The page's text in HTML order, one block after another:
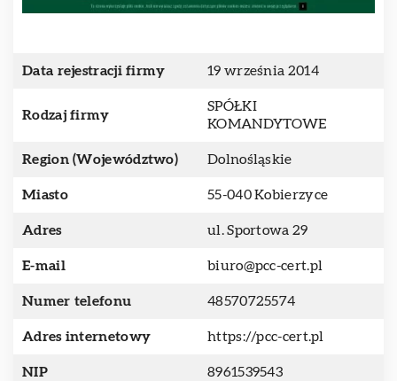
Data rejestracji firmy 19 września 2014
Rodzaj firmy
SPÓŁKI
KOMANDYTOWE
Region (Województwo) Dolnośląskie
Miasto 55-040 Kobierzyce
Adres ul. Sportowa 29
E-mail biuro@pcc-cert.pl
Numer telefonu 48570725574
Adres internetowy https://pcc-cert.pl
NIP 8961539543